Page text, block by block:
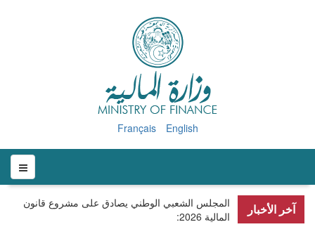
Français English
آخر الأخبار
المجلس الشعبي الوطني يصادق على مشروع قانون
المالية 2026
: